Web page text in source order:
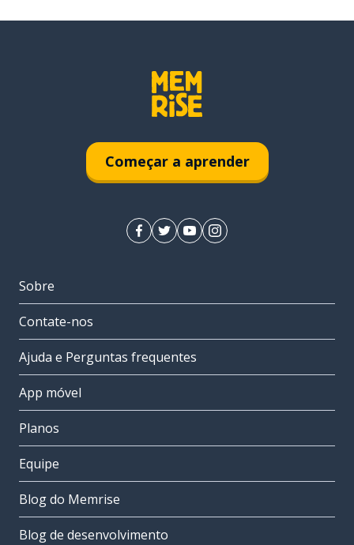
Começar a aprender
Sobre
Contate-nos
Ajuda e Perguntas frequentes
App móvel
Planos
Equipe
Blog do Memrise
Blog de desenvolvimento